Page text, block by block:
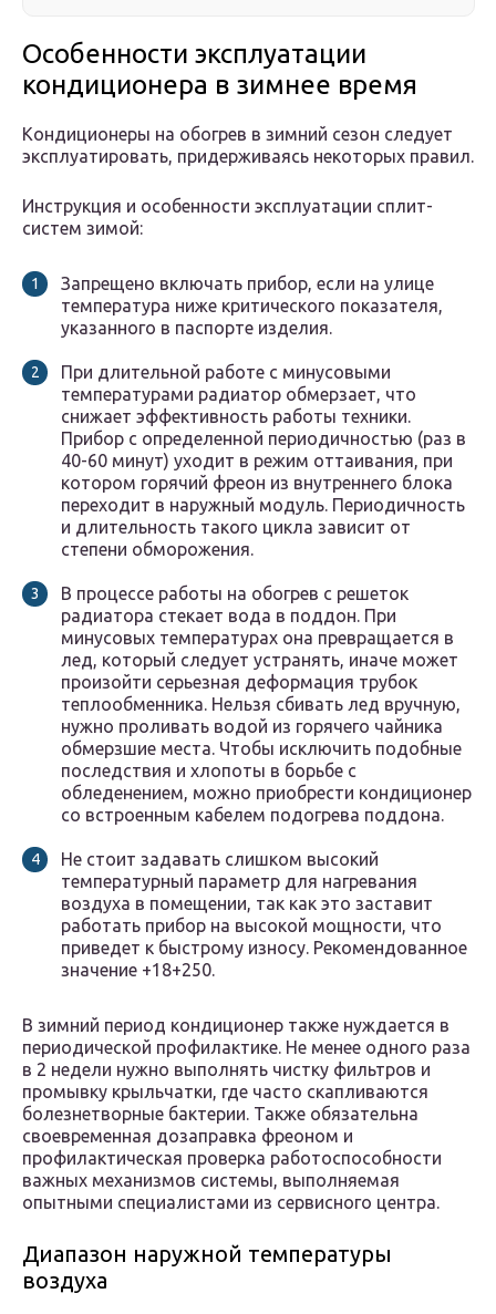
Особенности эксплуатации
кондиционера в зимнее время
Кондиционеры на обогрев в зимний сезон следует
эксплуатировать, придерживаясь некоторых правил.
Инструкция и особенности эксплуатации сплит-
систем зимой:
Запрещено включать прибор, если на улице
температура ниже критического показателя,
указанного в паспорте изделия.
При длительной работе с минусовыми
температурами радиатор обмерзает, что
снижает эффективность работы техники.
Прибор с определенной периодичностью (раз в
40-60 минут) уходит в режим оттаивания, при
котором горячий фреон из внутреннего блока
переходит в наружный модуль. Периодичность
и длительность такого цикла зависит от
степени обморожения.
В процессе работы на обогрев с решеток
радиатора стекает вода в поддон. При
минусовых температурах она превращается в
лед, который следует устранять, иначе может
произойти серьезная деформация трубок
теплообменника. Нельзя сбивать лед вручную,
нужно проливать водой из горячего чайника
обмерзшие места. Чтобы исключить подобные
последствия и хлопоты в борьбе с
обледенением, можно приобрести кондиционер
со встроенным кабелем подогрева поддона.
Не стоит задавать слишком высокий
температурный параметр для нагревания
воздуха в помещении, так как это заставит
работать прибор на высокой мощности, что
приведет к быстрому износу. Рекомендованное
значение +18+250.
В зимний период кондиционер также нуждается в
периодической профилактике. Не менее одного раза
в 2 недели нужно выполнять чистку фильтров и
промывку крыльчатки, где часто скапливаются
болезнетворные бактерии. Также обязательна
своевременная дозаправка фреоном и
профилактическая проверка работоспособности
важных механизмов системы, выполняемая
опытными специалистами из сервисного центра.
Диапазон наружной температуры
воздуха